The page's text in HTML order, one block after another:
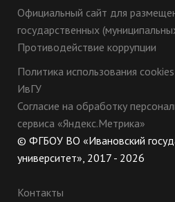
Официальный сайт для
государственных
Противодействие коррупции
Политика использования
ИвГУ
Согласие на обработку
сервиса «Яндекс.Метрика»
© ФГБОУ ВО «Ивановский
университет», 2017 - 2026
Контакты